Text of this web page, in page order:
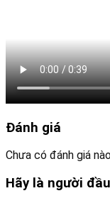
Đánh giá
Chưa có đánh giá
Hãy là người